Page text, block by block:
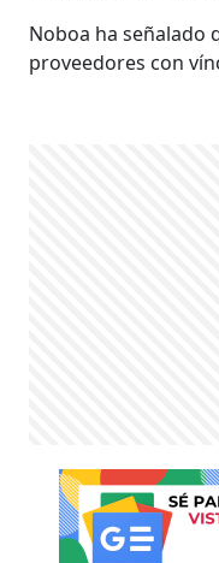
Noboa ha señalado
proveedores con